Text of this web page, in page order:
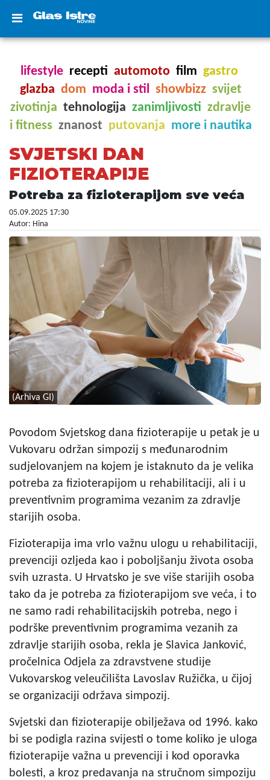
lifestyle recepti automoto film gastro
glazba dom moda i stil showbizz svijet
zivotinja tehnologija zanimljivosti zdravlje
i fitness znanost putovanja more i nautika
SVJETSKI DAN
FIZIOTERAPIJE
Potreba za fizioterapijom sve veća
05.09.2025 17:30
Autor: Hina
(Arhiva GI)
Povodom Svjetskog dana fizioterapije u petak je u
Vukovaru održan simpozij s međunarodnim
sudjelovanjem na kojem je istaknuto da je velika
potreba za fizioterapijom u rehabilitaciji, ali i u
preventivnim programima vezanim za zdravlje
starijih osoba.
Fizioterapija ima vrlo važnu ulogu u rehabilitaciji,
prevenciji ozljeda kao i poboljšanju života osoba
svih uzrasta. U Hrvatsko je sve više starijih osoba
tako da je potreba za fizioterapijom sve veća, i to
ne samo radi rehabilitacijskih potreba, nego i
podrške preventivnim programima vezanih za
zdravlje starijih osoba, rekla je Slavica Janković,
pročelnica Odjela za zdravstvene studije
Vukovarskog veleučilišta Lavoslav Ružička, u čijoj
se organizaciji održava simpozij.
Svjetski dan fizioterapije obilježava od 1996. kako
bi se podigla razina svijesti o tome koliko je uloga
fizioterapije važna u prevenciji i kod oporavka
bolesti, a kroz predavanja na stručnom simpoziju